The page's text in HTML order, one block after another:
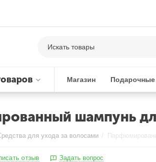
Магазин
шампунь
для ухода за волосами /
отзыв Задать вопрос